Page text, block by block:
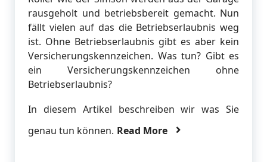
rausgeholt und betriebsbereit gemacht. Nun
fällt vielen auf das die Betriebserlaubnis weg
ist. Ohne Betriebserlaubnis gibt es aber kein
Versicherungskennzeichen. Was tun? Gibt es
ein Versicherungskennzeichen ohne
Betriebserlaubnis?
In diesem Artikel beschreiben wir was Sie
genau tun können. Read More